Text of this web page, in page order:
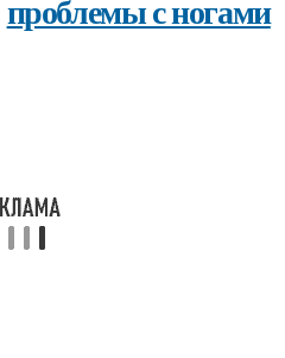
проблемы с ногами